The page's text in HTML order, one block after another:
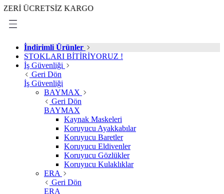
KARGO
İndirimli Ürünler
STOKLARI BİTİRİYORUZ !
İş Güvenliği
Geri Dön
İş Güvenliği
BAYMAX
Geri Dön
BAYMAX
Kaynak Maskeleri
Koruyucu Ayakkabılar
Koruyucu Baretler
Koruyucu Eldivenler
Koruyucu Gözlükler
Koruyucu Kulaklıklar
ERA
Geri Dön
ERA